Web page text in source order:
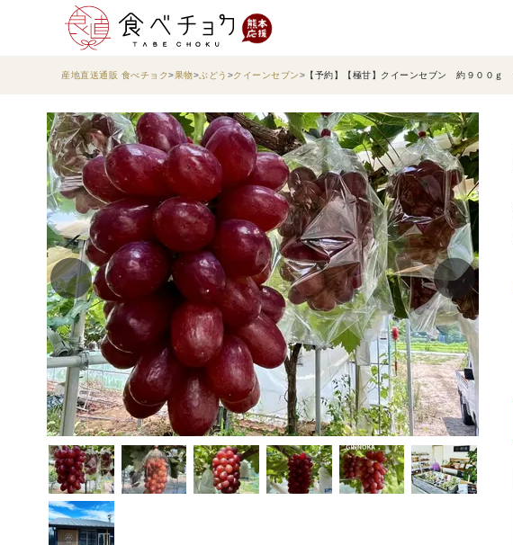
産地直送通販 食べチョク 果物 ぶどう クイーンセブン 【予約】【極甘】クイーンセブン 約９００ｇ